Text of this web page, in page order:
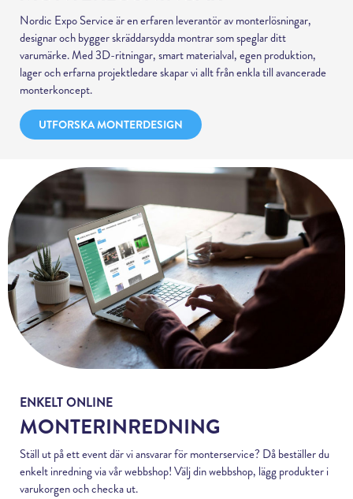
Nordic Expo Service är en erfaren leverantör av monterlösningar,
designar och bygger skräddarsydda montrar som speglar ditt
varumärke. Med 3D-ritningar, smart materialval, egen produktion,
lager och erfarna projektledare skapar vi allt från enkla till avancerade
monterkoncept.
UTFORSKA MONTERDESIGN
ENKELT ONLINE
MONTERINREDNING
Ställ ut på ett event där vi ansvarar för monterservice? Då beställer du
enkelt inredning via vår webbshop! Välj din webbshop, lägg produkter i
varukorgen och checka ut.